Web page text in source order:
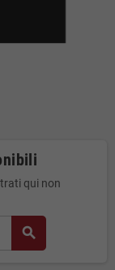
qui non
search